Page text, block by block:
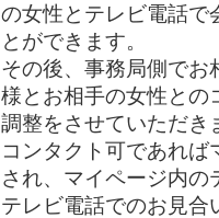
の女性とテレビ電話で
とができます。
その後、事務局側でお
様とお相手の女性との
調整をさせていただき
コンタクト可であれ
され、マイページ内
テレビ電話でのお見合